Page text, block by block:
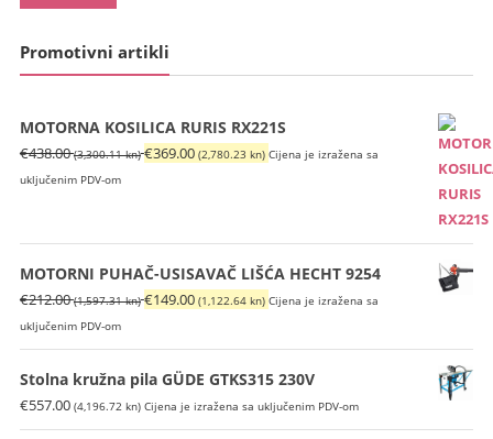
Promotivni artikli
MOTORNA KOSILICA RURIS RX221S
€438.00 (3,300.11 kn)Izvorna
(3,300.11
kn).
€369.00 (2,780.23 kn) Trenutna
kn).
Cijena je izražena sa
uključenim PDV-om
MOTORNI PUHAČ-USISAVAČ LIŠĆA HECHT 9254
€212.00 (1,597.31 kn)Izvorna
bila
je:
€212.00
(1,597.31
€149.00 (1,122.64 kn) Trenutna
je:
€149.00
(1,122.64
kn).
Cijena je izražena sa
uključenim PDV-om
Stolna kružna pila GÜDE GTKS315 230V
€557.00 (4,196.72 kn) Cijena je izražena sa uključenim PDV-om